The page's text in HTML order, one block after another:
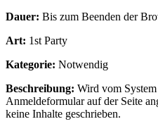
Dauer: Bis zum Beenden der
Art: 1st Party
Kategorie: Notwendig
Beschreibung: Wird vom
Anmeldeformular auf der Seite
keine Inhalte geschrieben.